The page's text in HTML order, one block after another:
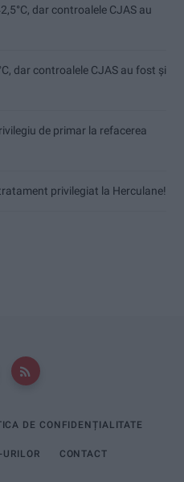
dar controalele CJAS au
dar controalele CJAS au fost și
de primar la refacerea
privilegiat la Herculane!
DE CONFIDENȚIALITATE
CONTACT